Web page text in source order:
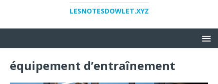
LESNOTESDOWLET.XYZ
équipement d’entraînement